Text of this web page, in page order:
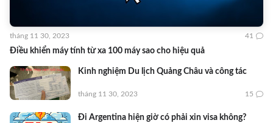
Điều khiển máy tính từ xa 100 máy sao cho hiệu quả
tháng 11 30, 2023 41
Kinh nghiệm Du lịch Quảng Châu và công tác
tháng 11 30, 2023 15
Đi Argentina hiện giờ có phải xin visa không?